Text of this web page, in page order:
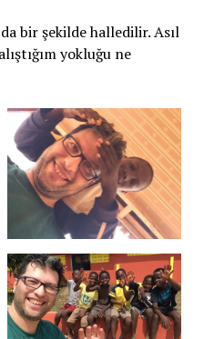
bir şekilde halledilir. Asıl
yokluğu ne